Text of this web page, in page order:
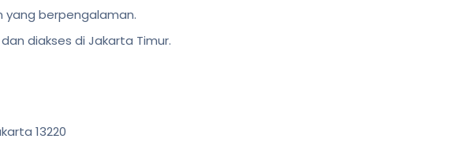
yang berpengalaman.
diakses di Jakarta Timur.
13220